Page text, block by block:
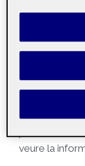
Hola!
Soc X i
pot veure
continguts
aquesta
veure la